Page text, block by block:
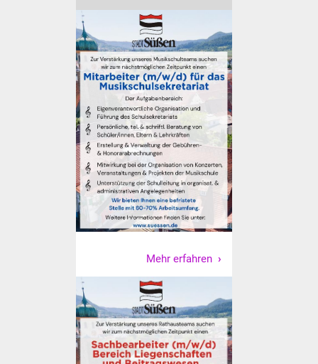
NETZMonitor
Gesundheit und Notfall
Ärzte und Apotheken
Pflege von Angehörigen
Hitzewarnung / UV-
Index
ÖPNV
Bürgerbus (MOBS)
Abfall und Entsorgung
Kultur & Freizeit
Veranstaltungen
Mehr erfahren